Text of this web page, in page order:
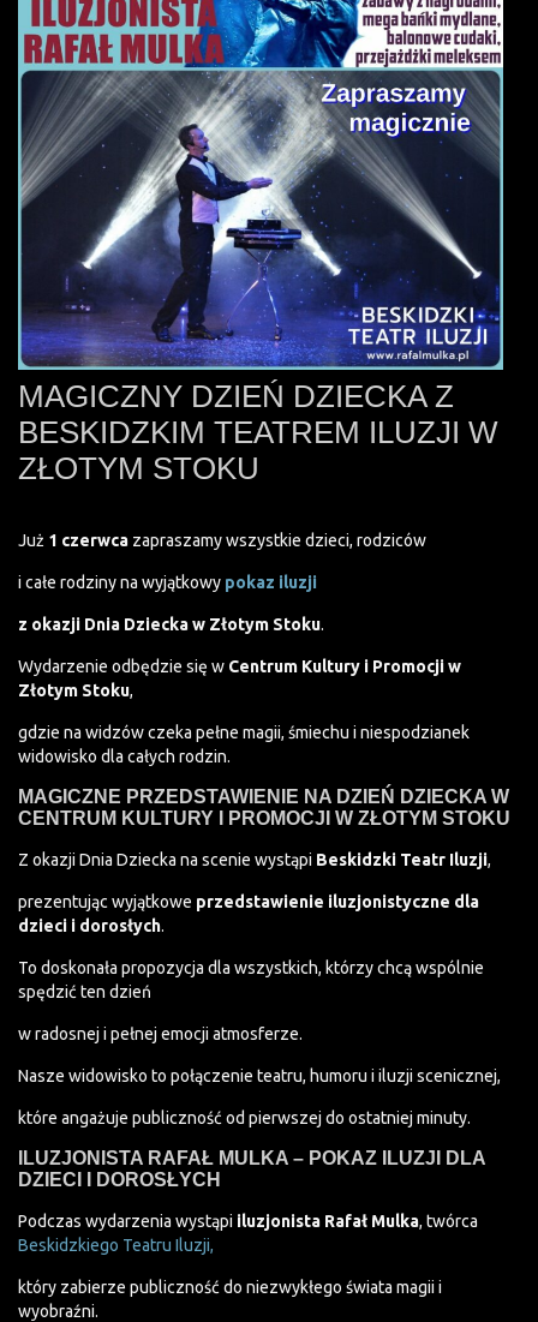
MAGICZNY DZIEŃ DZIECKA Z
BESKIDZKIM TEATREM ILUZJI W
ZŁOTYM STOKU
Już 1 czerwca zapraszamy wszystkie dzieci, rodziców
i całe rodziny na wyjątkowy pokaz iluzji
z okazji Dnia Dziecka w Złotym Stoku.
Wydarzenie odbędzie się w Centrum Kultury i Promocji w
Złotym Stoku,
gdzie na widzów czeka pełne magii, śmiechu i niespodzianek
widowisko dla całych rodzin.
MAGICZNE PRZEDSTAWIENIE NA DZIEŃ DZIECKA W
CENTRUM KULTURY I PROMOCJI W ZŁOTYM STOKU
Z okazji Dnia Dziecka na scenie wystąpi Beskidzki Teatr Iluzji,
prezentując wyjątkowe przedstawienie iluzjonistyczne dla
dzieci i dorosłych.
To doskonała propozycja dla wszystkich, którzy chcą wspólnie
spędzić ten dzień
w radosnej i pełnej emocji atmosferze.
Nasze widowisko to połączenie teatru, humoru i iluzji scenicznej,
które angażuje publiczność od pierwszej do ostatniej minuty.
ILUZJONISTA RAFAŁ MULKA – POKAZ ILUZJI DLA
DZIECI I DOROSŁYCH
Podczas wydarzenia wystąpi iluzjonista Rafał Mulka, twórca
Beskidzkiego Teatru Iluzji,
który zabierze publiczność do niezwykłego świata magii i
wyobraźni.